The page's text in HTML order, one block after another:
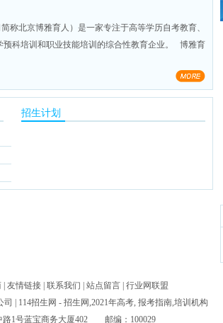
称北京博雅育人）是一家专注于高等学历自考教育、
科培训和职业技能培训的综合性教育企业。 博雅育
招生计划
友情链接 联系我们 站点留言 行业网联盟
司
| 114招生网 - 招生网,2021年高考, 报考指南,培训机构
路1号蓝宝商务大厦402 邮编：100029